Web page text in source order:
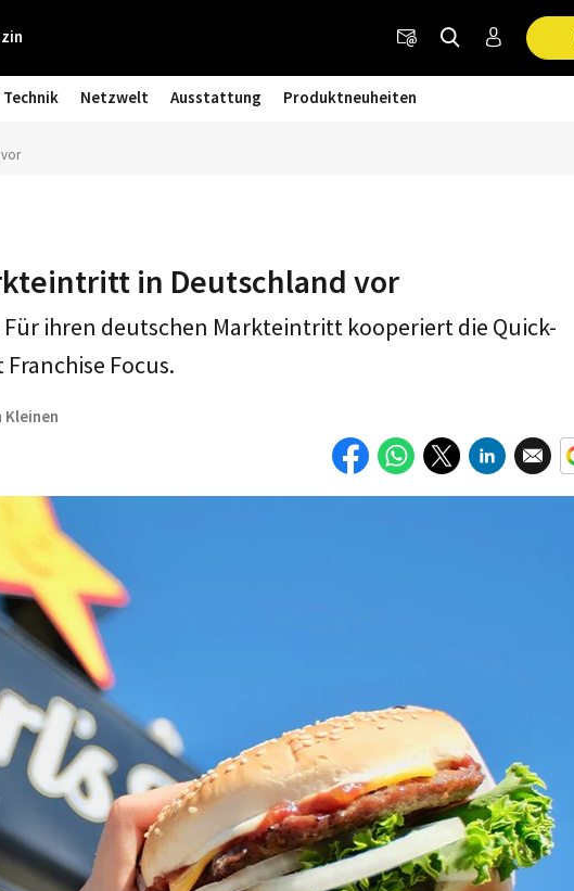
Technik Netzwelt Ausstattung Produktneuheiten
in Deutschland vor
Für ihren deutschen Markteintritt kooperiert die Quick-
Focus.
Kleinen